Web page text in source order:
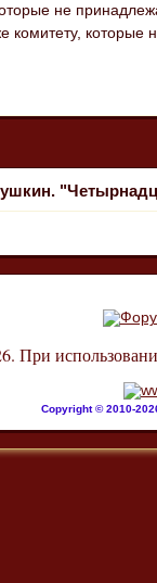
не
комитету, которые
использовании
Copyright © 2010-